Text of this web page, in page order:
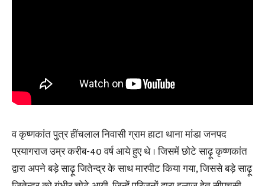
व कृष्णकांत पुत्र हींचलाल निवासी ग्राम हाटा थाना मांडा जनपद
प्रयागराज उम्र करीब-40 वर्ष आये हुए थे । जिसमें छोटे साढ़ू कृष्णकांत
द्वारा अपने बड़े साढ़ू जितेन्द्र के साथ मारपीट किया गया, जिससे बड़े साढ़ू